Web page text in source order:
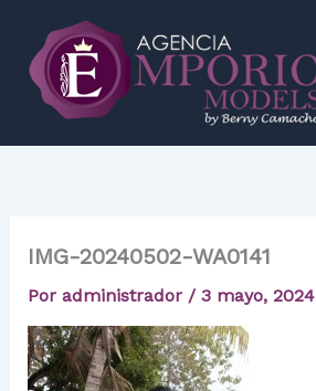
contenido
IMG-20240502-WA0141
Por administrador / 3 mayo, 2024